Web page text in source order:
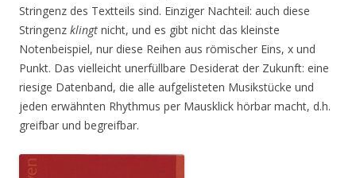
Stringenz des Textteils sind. Einziger Nachteil: auch diese
Stringenz klingt nicht, und es gibt nicht das kleinste
Notenbeispiel, nur diese Reihen aus römischer Eins, x und
Punkt. Das vielleicht unerfüllbare Desiderat der Zukunft: eine
riesige Datenband, die alle aufgelisteten Musikstücke und
jeden erwähnten Rhythmus per Mausklick hörbar macht, d.h.
greifbar und begreifbar.